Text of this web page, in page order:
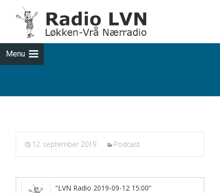
Menu
Podcasts fra 2019-09-12
12. september 2019 Podcast
“LVN Radio 2019-09-12 15:00”